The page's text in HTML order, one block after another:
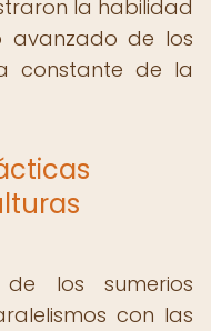
la habilidad
avanzado de los
constante de la
los sumerios
con las